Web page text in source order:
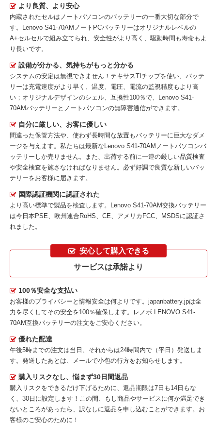
より良質、より安心
内蔵されたセルはノートパソコンのバッテリーの一番大切な部分で
す。
Lenovo S41-70AMノートPCバッテリーはオリジナルレベルの
A+セルセルで組み立てられ、安全性がより高く、駆動時間も寿命もよ
り長いです。
設備が分かる、気持ちがもっと分かる
システムの安定は無視できません！テキサスTIチップを使い、バッテ
リーは充電速度がより早く、温度、電圧、電流の監視精度もより高
い；オリジナルデザインのシェル、互換性100％で、Lenovo S41-
70AMバッテリーとノートパソコンの無障害通信ができます。
自分に厳しい、お客に優しい
間違った保管方法や、使わず長時間な放置もバッテリーに巨大なダメ
ージを与えます。私たちは最新な Lenovo S41-70AMノートパソコンバ
ッテリー しか売りません。また、出荷する前に一連の厳しい品質検査
や安全検査を施さなければなりません。必ず好調で良質な新しいバッ
テリーをお客様に届きます。
国際認証機関に認証された
より高い標準で製品を検査します。Lenovo S41-70AM交換バッテリー
は今日本PSE、欧州連合RoHS、CE、アメリカFCC、MSDSに認証さ
れました。
安心して購入できる
サービスは承諾より
100％安全な支払い
お客様のプライバシーと情報安全は何よりです。japanbattery.jpは全
力を尽くしてその安全を100％確保します。
レノボ LENOVO S41-
70AM互換バッテリーの注文をご安心ください。
優れた配達
午後5時までの注文は当日、それからは24時間内で（平日）発送しま
す。発送したあとは、メールで小包の行方をお知らせします。
購入リスクなし、悩まず30日間返品
購入リスクをできるだけ下げるために、返品期限は7日も14日もな
く、30日に設定します！この間、もし商品やサービスに何か満足でき
ないところがあったら、訳なしに返品を申し込むことができます。お
客様のご安心のために！